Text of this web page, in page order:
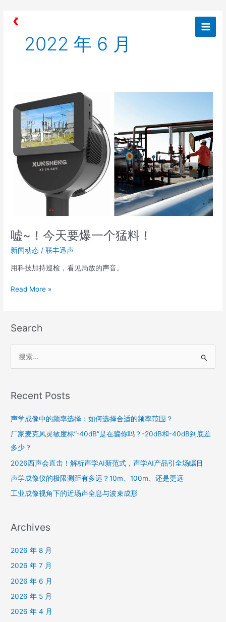
2022 年 6 月
嘘~！今天要爆一个猛料！
新闻动态 /联丰迅声
用科技加持巡检，看见局放的声音。
~！
爆
一
Read More »
Search
Recent Posts
声学成像中的频率选择：如何选择合适的频率范围？
厂家麦克风灵敏度标”-40dB”是在骗你吗？-20dB和-40dB到底差
多少？
2026西声会直击！解析声学AI新范式，声学AI产品引全场瞩目
声学成像仪的极限测距有多远？10m、100m、还是更远
工业成像视角下的近场声全息与波束成形
Archives
2026 年 8 月
2026 年 7 月
2026 年 6 月
2026 年 5 月
2026 年 4 月